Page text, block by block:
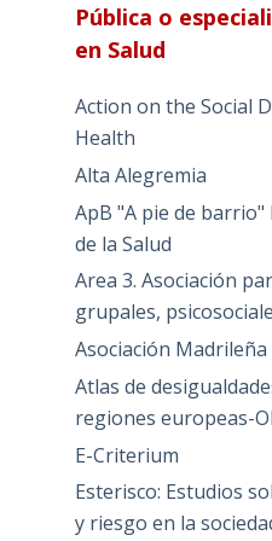
Pública o
en Salud
Action on the Social
Health
Alta Alegremia
ApB "A pie de barrio"
de la Salud
Area 3. Asociación
grupales,
Asociación Madrileña
Atlas de
regiones europeas-
E-Criterium
Esterisco: Estudios
y riesgo en la